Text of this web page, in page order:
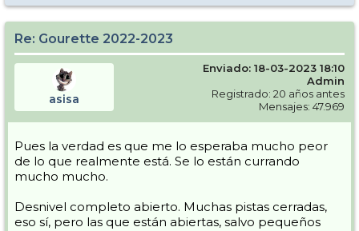
Re: Gourette 2022-2023
asisa
Enviado: 18-03-2023 18:10
Admin
Registrado: 20 años antes
Mensajes: 47.969
Pues la verdad es que me lo esperaba mucho peor
de lo que realmente está. Se lo están currando
mucho mucho.
Desnivel completo abierto. Muchas pistas cerradas,
eso sí, pero las que están abiertas, salvo pequeños